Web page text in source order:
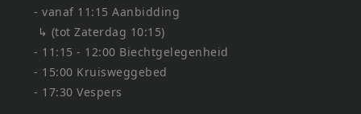
- vanaf 11:15 Aanbidding
↳ (tot Zaterdag 10:15)
- 11:15 - 12:00 Biechtgelegenheid
- 15:00 Kruisweggebed
- 17:30 Vespers